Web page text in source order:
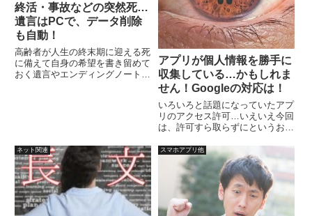
終活・事故などの突然死…
遺言はPCで、データ削除
も自動！
高齢者が人生の終末期に迎える死
に備えて自身の希望を書き留めて
おく遺言やエンディングノート。
アプリが個人情報を勝手に
収集している…かもしれま
せん！Googleの対応は！
いろいろと話題になっていたアプ
リのアクセス許可…いえいえ今回
は、許可すら取らずにというお
Google Play Protect経由でユーザ
ーの端末に表示されるか、これら
のアプリにつながるウェブページ
に警告が表示される可能性がある
としています。
ネット関連 スマホアプリ他